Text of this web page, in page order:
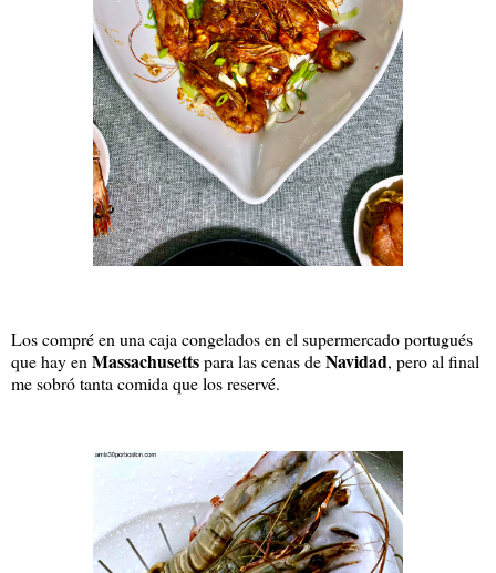
Los compré en una caja congelados en el supermercado portugués
que hay en Massachusettspara las cenas deNavidad, pero al final
me sobró tanta comida que los reservé.